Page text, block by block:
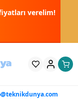
verelim!